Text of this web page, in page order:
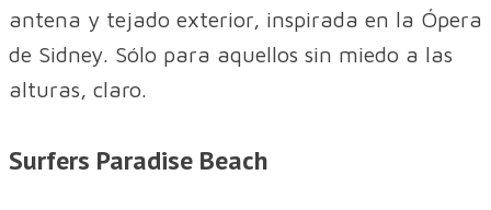
antena y tejado exterior, inspirada en la Ópera
de Sidney. Sólo para aquellos sin miedo a las
alturas, claro.
Surfers Paradise Beach